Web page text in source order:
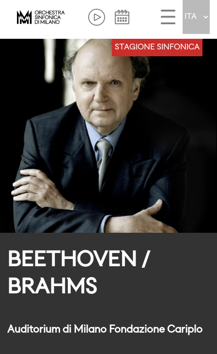
STAGIONE SINFONICA
BEETHOVEN /
BRAHMS
Auditorium di Milano Fondazione Cariplo